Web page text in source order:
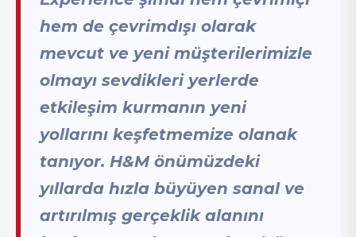
hem de çevrimdışı olarak
mevcut ve yeni müşterilerimizle
olmayı sevdikleri yerlerde
etkileşim kurmanın yeni
yollarını keşfetmemize olanak
tanıyor. H&M önümüzdeki
yıllarda hızla büyüyen sanal ve
artırılmış gerçeklik alanını